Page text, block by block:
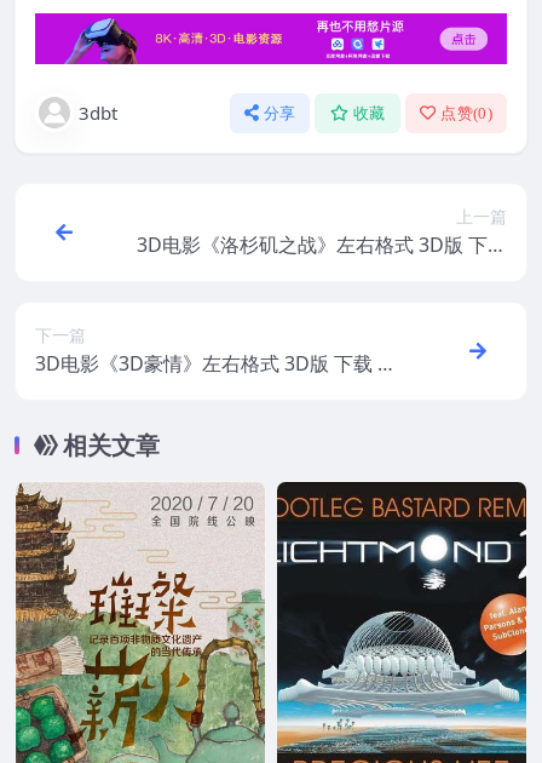
3dbt 分享 收藏 点赞(0)
上一篇
3D电影《洛杉矶之战》左右格式 3D版 下载
下一篇
3D电影《3D豪情》左右格式 3D版 下载 高
相关文章